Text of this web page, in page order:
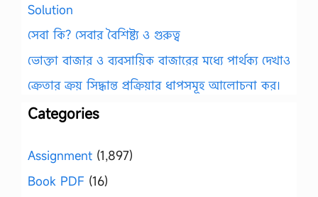
Solution
সেবা কি? সেবার বৈশিষ্ট্য ও গুরুত্ব
ভোক্তা বাজার ও ব্যবসায়িক বাজারের মধ্যে পার্থক্য দেখাও
ক্রেতার ক্রয় সিদ্ধান্ত প্রক্রিয়ার ধাপসমূহ আলোচনা কর।
Categories
Assignment (1,897)
Book PDF (16)